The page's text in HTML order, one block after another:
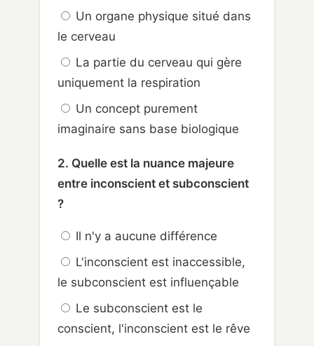
Un organe physique situé dans
le cerveau
La partie du cerveau qui gère
uniquement la respiration
Un concept purement
imaginaire sans base biologique
2. Quelle est la nuance majeure
entre inconscient et subconscient
?
Il n'y a aucune différence
L'inconscient est inaccessible,
le subconscient est influençable
Le subconscient est le
conscient, l'inconscient est le rêve